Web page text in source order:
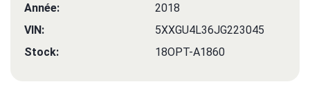
Année:
2018
VIN:
5XXGU4L36JG223045
Stock:
18OPT-A1860